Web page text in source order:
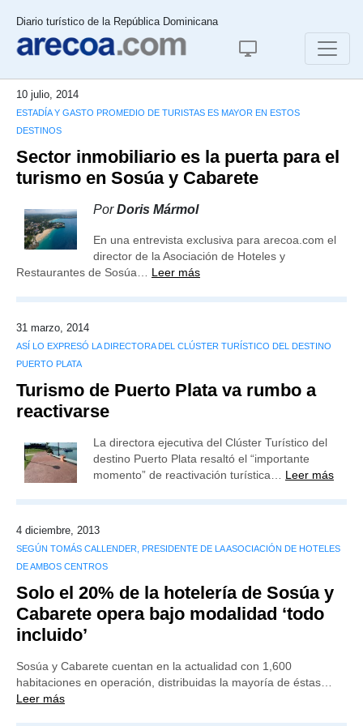
Diario turístico de la República Dominicana
10 julio, 2014
ESTADÍA Y GASTO PROMEDIO DE TURISTAS ES MAYOR EN ESTOS
DESTINOS
Sector inmobiliario es la puerta para el
turismo en Sosúa y Cabarete
PorDoris Mármol
En una entrevista exclusiva para arecoa.com el
director de la Asociación de Hoteles y
Restaurantes de Sosúa… Leer más
31 marzo, 2014
ASÍ LO EXPRESÓ LA DIRECTORA DEL CLÚSTER TURÍSTICO DEL DESTINO
PUERTO PLATA
Turismo de Puerto Plata va rumbo a
reactivarse
La directora ejecutiva del Clúster Turístico del
destino Puerto Plata resaltó el “importante
momento” de reactivación turística… Leer más
4 diciembre, 2013
SEGÚN TOMÁS CALLENDER, PRESIDENTE DE LA ASOCIACIÓN DE HOTELES
DE AMBOS CENTROS
Solo el 20% de la hotelería de Sosúa y
Cabarete opera bajo modalidad ‘todo
incluido’
Sosúa y Cabarete cuentan en la actualidad con 1,600
habitaciones en operación, distribuidas la mayoría de éstas…
Leer más